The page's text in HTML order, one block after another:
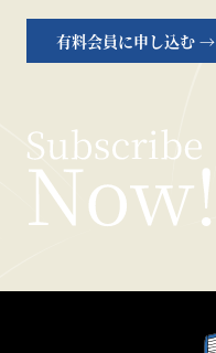
有料会員に申し込む →